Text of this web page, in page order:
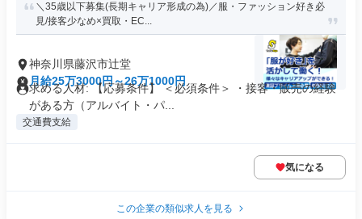
＼35歳以下募集(長期キャリア形成の為)／服・ファッション好き必
見/接客少なめ×買取・EC...
神奈川県藤沢市辻堂
月給25万3000円～26万1000円
求める人材: 【応募条件】 ＜必須条件＞ ・接客・販売の経験
がある方（アルバイト・パ...
交通費支給
気になる
この企業の類似求人を見る